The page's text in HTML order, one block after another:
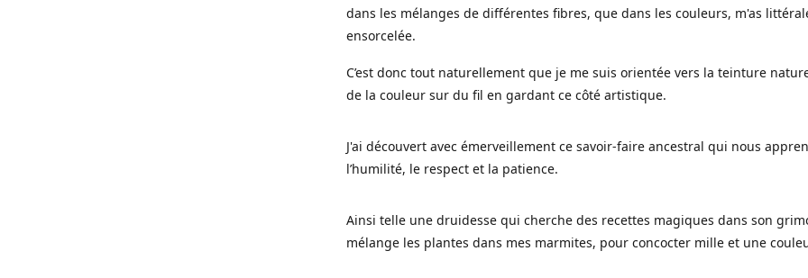
dans les mélanges de différentes fibres, que dans les couleurs, m'as
ensorcelée.
C’est donc tout naturellement que je me suis orientée vers la teinture
de la couleur sur du fil en gardant ce côté artistique.
J'ai découvert avec émerveillement ce savoir-faire ancestral qui nous
l’humilité, le respect et la patience.
Ainsi telle une druidesse qui cherche des recettes magiques dans son
mélange les plantes dans mes marmites, pour concocter mille et une